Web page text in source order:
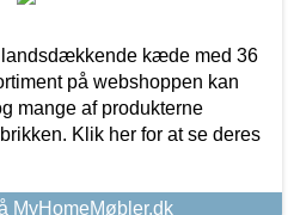
landsdækkende kæde med 36
på webshoppen kan
mange af produkterne
Klik her for at se deres
MyHomeMøbler.dk